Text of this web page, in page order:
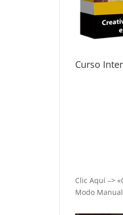
Curso
Clic Aquí –>
Modo